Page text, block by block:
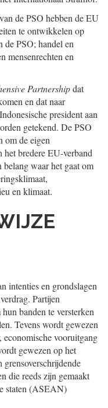
de PSO hebben de EU
te ontwikkelen op
de PSO; handel en
mensenrechten en
Partnershipdat
en dat naar
president aan
getekend. De PSO
om de eigen
het bredere EU-verband
waar het gaat om
en klimaat.
intenties en grondslagen
Partijen
banden te versterken
Tevens wordt gewezen
economische vooruitgang
gewezen op het
die reeds zijn gemaakt
staten (ASEAN)